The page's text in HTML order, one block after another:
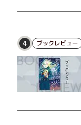
4 ブックレビュー